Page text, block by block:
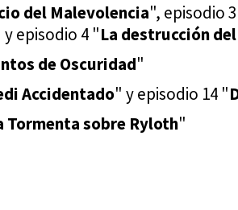
del Malevolencia", episodio
y episodio 4 "La destrucción
de Oscuridad"
Accidentado" y episodio 14 "
Tormenta sobre Ryloth"